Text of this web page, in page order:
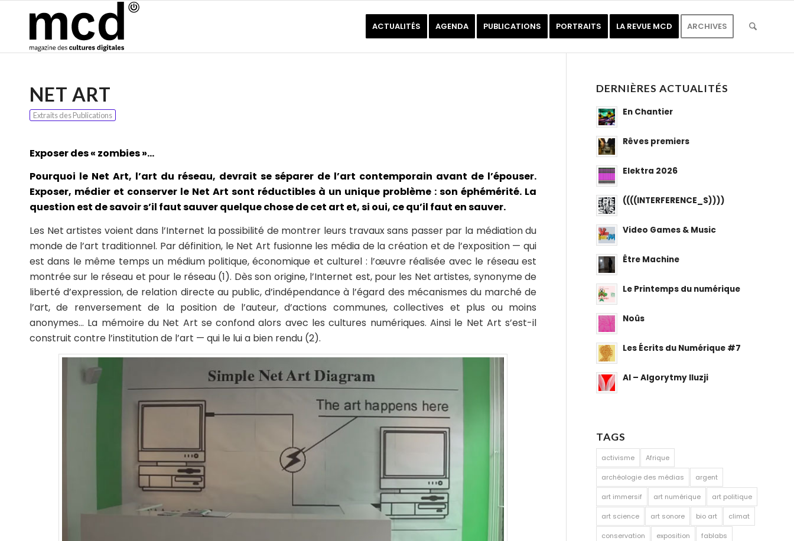
ACTUALITÉS AGENDA PUBLICATIONS PORTRAITS LA REVUE MCD ARCHIVES
NET ART
Extraits des Publications
Exposer des « zombies »…
Pourquoi le Net Art, l’art du réseau, devrait se séparer de l’art contemporain avant de l’épouser.
Exposer, médier et conserver le Net Art sont réductibles à un unique problème : son éphémérité. La
question est de savoir s’il faut sauver quelque chose de cet art et, si oui, ce qu’il faut en sauver.
Les Net artistes voient dans l’Internet la possibilité de montrer leurs travaux sans passer par la médiation du
monde de l’art traditionnel. Par définition, le Net Art fusionne les média de la création et de l’exposition — qui
est dans le même temps un médium politique, économique et culturel : l’œuvre réalisée avec le réseau est
montrée sur le réseau et pour le réseau (1). Dès son origine, l’Internet est, pour les Net artistes, synonyme de
liberté d’expression, de relation directe au public, d’indépendance à l’égard des mécanismes du marché de
l’art, de renversement de la position de l’auteur, d’actions communes, collectives et plus ou moins
anonymes… La mémoire du Net Art se confond alors avec les cultures numériques. Ainsi le Net Art s’est-il
construit contre l’institution de l’art — qui le lui a bien rendu (2).
DERNIÈRES ACTUALITÉS
En Chantier
Rêves premiers
Elektra 2026
((((INTERFERENCE_S))))
Video Games & Music
Être Machine
Le Printemps du numérique
Noûs
Les Écrits du Numérique #7
AI – Algorytmy Iluzji
TAGS
activisme Afrique
archéologie des médias argent
art immersif art numérique art politique
art science art sonore bio art climat
conservation exposition fablabs